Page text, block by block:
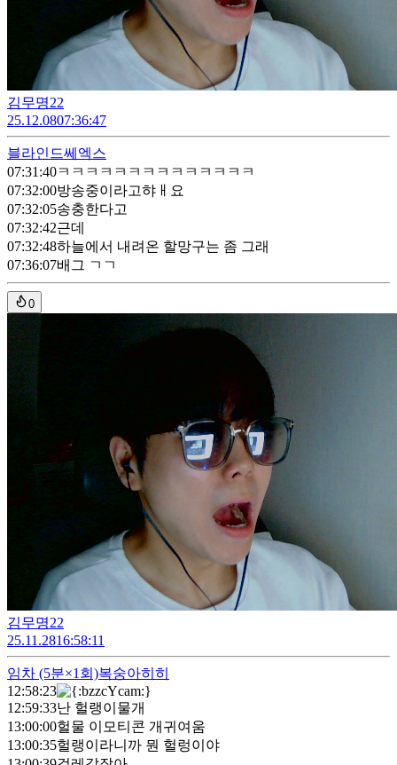
김무명22
25.12.0807:36:47
블라인드쎄엑스
07:31:40ㅋㅋㅋㅋㅋㅋㅋㅋㅋㅋㅋㅋㅋㅋ
07:32:00방송중이라고햐ㅐ요
07:32:05송충한다고
07:32:42근데
07:32:48하늘에서 내려온 할망구는 좀 그래
07:36:07배그 ㄱㄱ
0
김무명22
25.11.2816:58:11
임차 (5분×1회)복숭아히히
12:58:23
12:59:33난 헐랭이물개
13:00:00헐물 이모티콘 개귀여움
13:00:35헐랭이라니까 뭔 헐렁이야